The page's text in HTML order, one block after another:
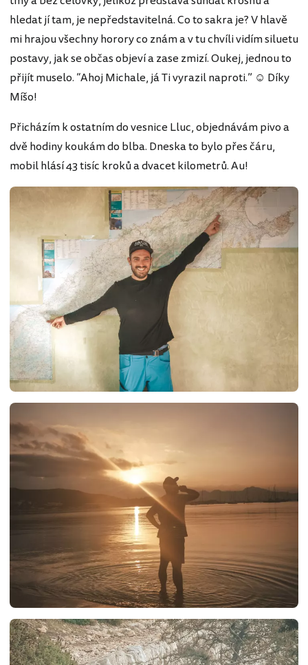
hledat jí tam, je nepředstavitelná. Co to sakra je? V hlavě
mi hrajou všechny horory co znám a v tu chvíli vidím siluetu
postavy, jak se občas objeví a zase zmizí. Oukej, jednou to
přijít muselo. “Ahoj Michale, já Ti vyrazil naproti.” ☺ Díky
Míšo!
Přicházím k ostatním do vesnice Lluc, objednávám pivo a
dvě hodiny koukám do blba. Dneska to bylo přes čáru,
mobil hlásí 43 tisíc kroků a dvacet kilometrů. Au!